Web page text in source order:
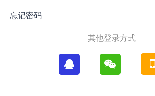
忘记密码
其他登录方式